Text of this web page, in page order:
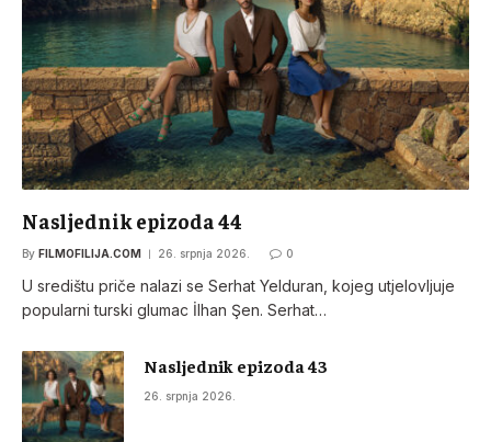
Nasljednik epizoda 44
By FILMOFILIJA.COM 26. srpnja 2026. 0
U središtu priče nalazi se Serhat Yelduran, kojeg utjelovljuje
popularni turski glumac İlhan Şen. Serhat…
Nasljednik epizoda 43
26. srpnja 2026.